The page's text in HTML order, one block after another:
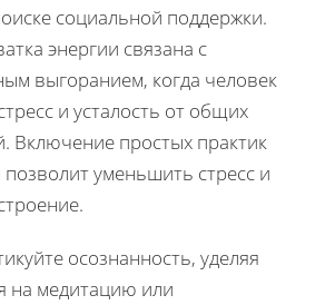
социальной поддержки.
энергии связана с
выгоранием, когда человек
и усталость от общих
Включение простых практик
уменьшить стресс и
осознанность, уделяя
на медитацию или